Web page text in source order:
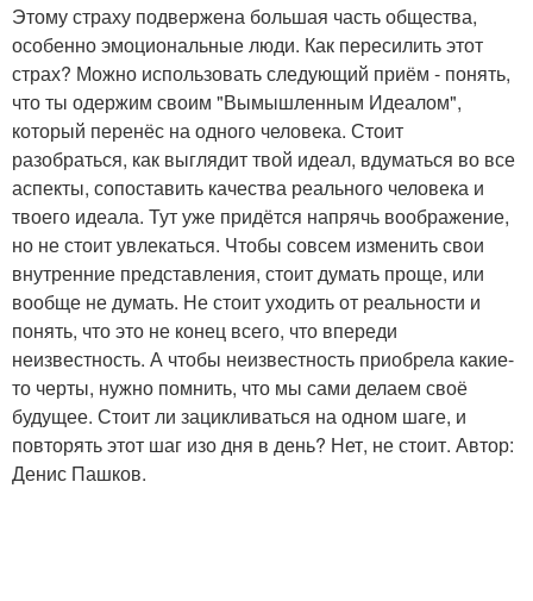
Этому страху подвержена большая часть общества,
особенно эмоциональные люди. Как пересилить этот
страх? Можно использовать следующий приём - понять,
что ты одержим своим "Вымышленным Идеалом",
который перенёс на одного человека. Стоит
разобраться, как выглядит твой идеал, вдуматься во все
аспекты, сопоставить качества реального человека и
твоего идеала. Тут уже придётся напрячь воображение,
но не стоит увлекаться. Чтобы совсем изменить свои
внутренние представления, стоит думать проще, или
вообще не думать. Не стоит уходить от реальности и
понять, что это не конец всего, что впереди
неизвестность. А чтобы неизвестность приобрела какие-
то черты, нужно помнить, что мы сами делаем своё
будущее. Стоит ли зацикливаться на одном шаге, и
повторять этот шаг изо дня в день? Нет, не стоит. Автор:
Денис Пашков.